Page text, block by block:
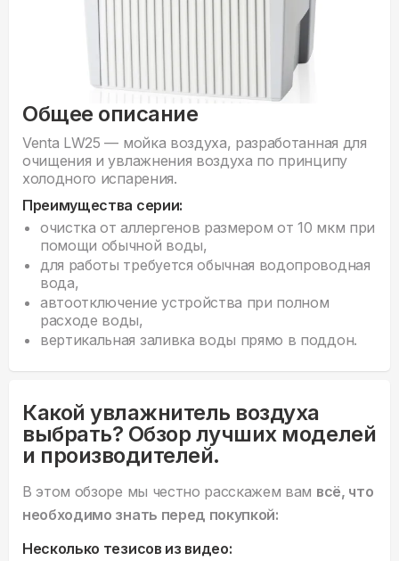
Общее описание
Venta LW25 — мойка воздуха, разработанная для
очищения и увлажнения воздуха по принципу
холодного испарения.
Преимущества серии:
очистка от аллергенов размером от 10 мкм при
помощи обычной воды,
для работы требуется обычная водопроводная
вода,
автоотключение устройства при полном
расходе воды,
вертикальная заливка воды прямо в поддон.
Какой увлажнитель воздуха
выбрать? Обзор лучших моделей
и производителей.
В этом обзоре мы честно расскажем вам всё, что
необходимо знать перед покупкой:
Несколько тезисов из видео: